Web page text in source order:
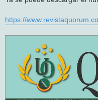
https://